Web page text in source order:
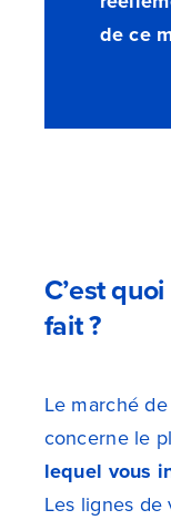
de ce
C’est
fait ?
Le marché
concerne le
lequel vous
Les lignes de